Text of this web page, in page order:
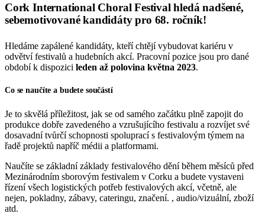
Cork International Choral Festival hledá nadšené,
sebemotivované kandidáty pro 68. ročník!
Hledáme zapálené kandidáty, kteří chtějí vybudovat kariéru v
odvětví festivalů a hudebních akcí. Pracovní pozice jsou pro dané
období k dispozici leden až polovina května 2023.
Co se naučíte a budete součástí
Je to skvělá příležitost, jak se od samého začátku plně zapojit do
produkce dobře zavedeného a vzrušujícího festivalu a rozvíjet své
dosavadní tvůrčí schopnosti spoluprací s festivalovým týmem na
řadě projektů napříč médii a platformami.
Naučíte se základní základy festivalového dění během měsíců před
Mezinárodním sborovým festivalem v Corku a budete vystaveni
řízení všech logistických potřeb festivalových akcí, včetně, ale
nejen, pokladny, zábavy, cateringu, značení. , audio/vizuální, zboží
atd.